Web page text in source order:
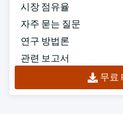
시장 점유율
자주 묻는 질문
연구 방법론
관련 보고서
무료